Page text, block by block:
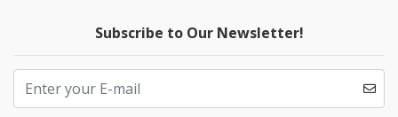
Subscribe to Our Newsletter!